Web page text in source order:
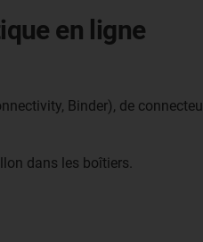
en ligne
Binder), de
dans les boîtiers.